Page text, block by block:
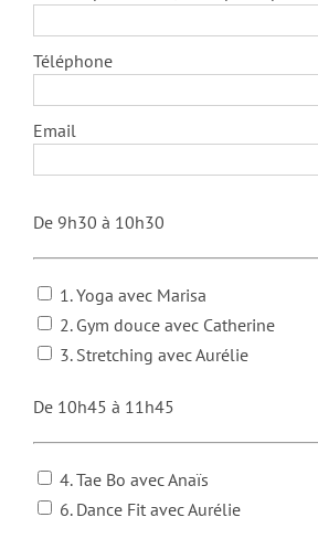
Téléphone
Email
De 9h30 à 10h30
1. Yoga avec Marisa
2. Gym douce avec Catherine
3. Stretching avec Aurélie
De 10h45 à 11h45
4. Tae Bo avec Anaïs
6. Dance Fit avec Aurélie